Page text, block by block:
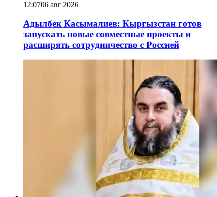
12:0706 авг 2026
Адылбек Касымалиев: Кыргызстан готов
запускать новые совместные проекты и
расширять сотрудничество с Россией